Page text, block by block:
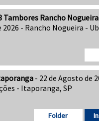
Tambores Rancho Nogueira
2026 - Rancho Nogueira -
- 22 de Agosto de
- Itaporanga, SP
Folder